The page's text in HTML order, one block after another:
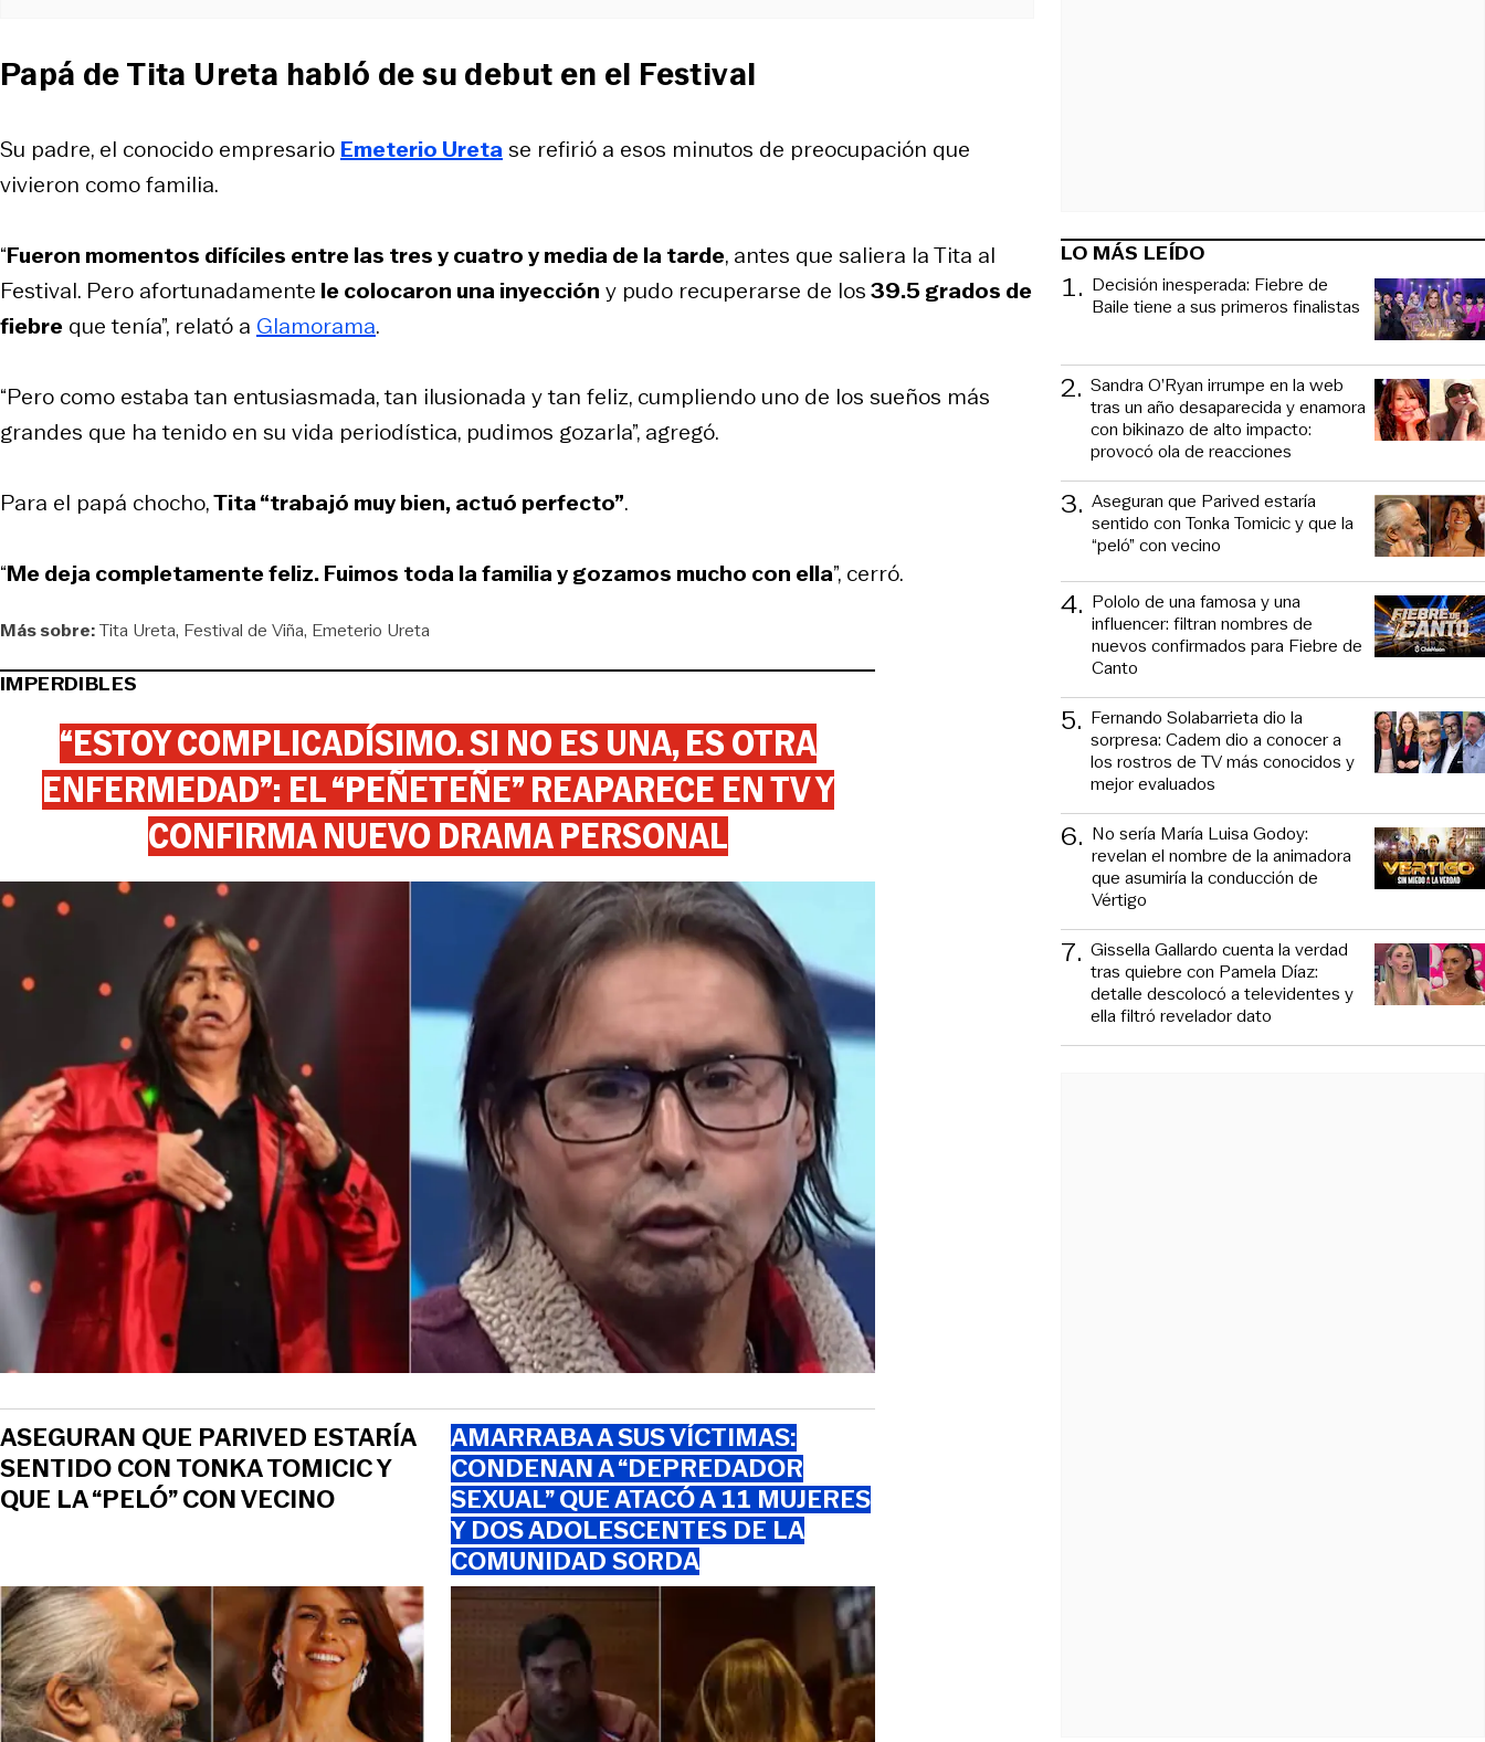
Papá de Tita Ureta habló de su debut en el Festival
Su padre, el conocido empresario Emeterio Uretase refirió a esos minutos de preocupación que
vivieron como familia.
“Fueron momentos difíciles entre las tres y cuatro y media de la tarde, antes que saliera la Tita al
Festival. Pero afortunadamente le colocaron una inyección y pudo recuperarse de los39.5 grados de
fiebre que tenía”, relató a Glamorama.
“Pero como estaba tan entusiasmada, tan ilusionada y tan feliz, cumpliendo uno de los sueños más
grandes que ha tenido en su vida periodística, pudimos gozarla”, agregó.
Para el papá chocho,Tita “trabajó muy bien, actuó perfecto”.
“Me deja completamente feliz. Fuimos toda la familia y gozamos mucho con ella”, cerró.
Más sobre:Tita Ureta Festival de Viña Emeterio Ureta
IMPERDIBLES
“ESTOY COMPLICADÍSIMO. SI NO ES UNA, ES OTRA
ENFERMEDAD”: EL “PEÑETEÑE” REAPARECE EN TV Y
CONFIRMA NUEVO DRAMA PERSONAL
ASEGURAN QUE PARIVED ESTARÍA
SENTIDO CON TONKA TOMICIC Y
QUE LA “PELÓ” CON VECINO
AMARRABA A SUS VÍCTIMAS:
CONDENAN A “DEPREDADOR
SEXUAL” QUE ATACÓ A 11 MUJERES
Y DOS ADOLESCENTES DE LA
COMUNIDAD SORDA
LO MÁS LEÍDO
1. Decisión inesperada: Fiebre de
Baile tiene a sus primeros finalistas
2. Sandra O’Ryan irrumpe en la web
tras un año desaparecida y enamora
con bikinazo de alto impacto:
provocó ola de reacciones
3. Aseguran que Parived estaría
sentido con Tonka Tomicic y que la
“peló” con vecino
4. Pololo de una famosa y una
influencer: filtran nombres de
nuevos confirmados para Fiebre de
Canto
5. Fernando Solabarrieta dio la
sorpresa: Cadem dio a conocer a
los rostros de TV más conocidos y
mejor evaluados
6. No sería María Luisa Godoy:
revelan el nombre de la animadora
que asumiría la conducción de
Vértigo
7. Gissella Gallardo cuenta la verdad
tras quiebre con Pamela Díaz:
detalle descolocó a televidentes y
ella filtró revelador dato